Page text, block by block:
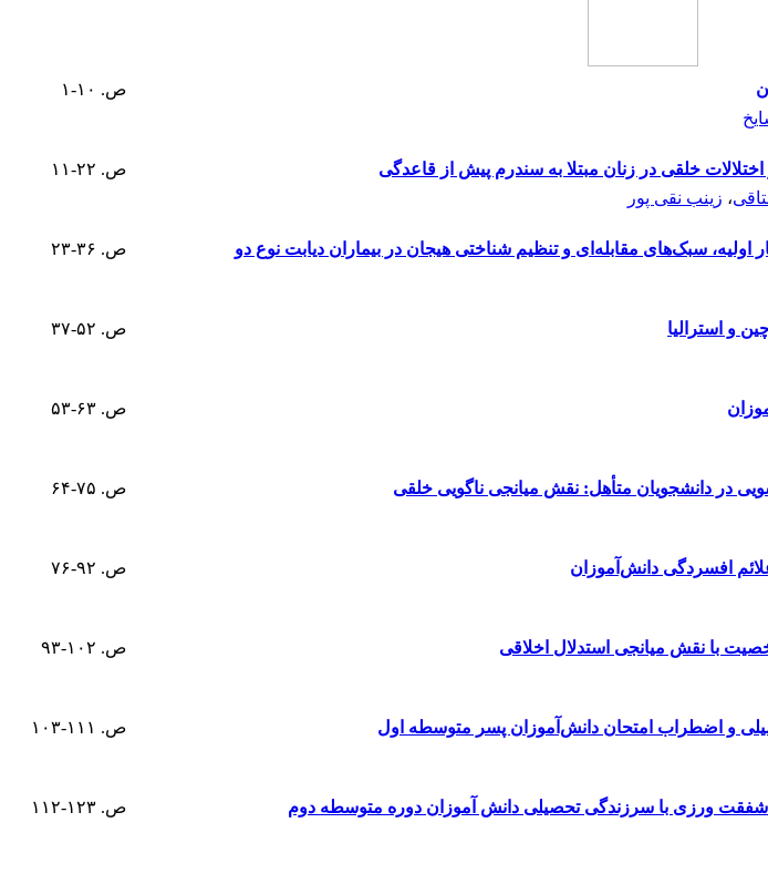
ص. ۱۰-۱
خلقی در زنان مبتلا به سندرم پیش از قاعدگی
ص. ۲۲-۱۱
، زینب نقی پور
سبک‌های مقابله‌ای و تنظیم شناختی هیجان در بیماران دیابت نوع دو
ص. ۳۶-۲۳
و استرالیا
ص. ۵۲-۳۷
ص. ۶۳-۵۳
در دانشجویان متأهل: نقش میانجی ناگویی خلقی
ص. ۷۵-۶۴
ص. ۹۲-۷۶
با نقش میانجی استدلال اخلاقی
ص. ۱۰۲-۹۳
و اضطراب امتحان دانش‌آموزان پسر متوسطه اول
ص. ۱۱۱-۱۰۳
ورزی با سرزندگی تحصیلی دانش آموزان دوره متوسطه دوم
ص. ۱۲۳-۱۱۲